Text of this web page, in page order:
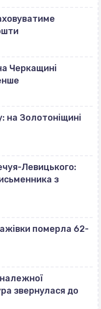
Черкащині
на Золотоніщині
Левицького:
з
померла 62-
звернулася до